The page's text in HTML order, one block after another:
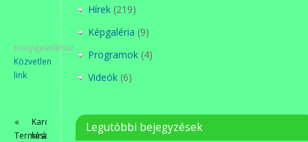
Könyvjelzőkhöz
Közvetlen
link.
«
Természetvédelmi
Karcagi
kirándulás
Hírek (219)
Képgaléria (9)
Programok (4)
Videók (6)
Legutóbbi bejegyzések